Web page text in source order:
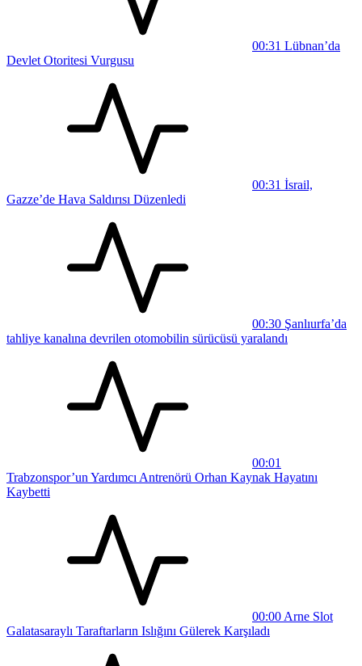
00:31 Lübnan’da
Devlet Otoritesi Vurgusu
00:31 İsrail,
Gazze’de Hava Saldırısı Düzenledi
00:30 Şanlıurfa’da
tahliye kanalına devrilen otomobilin sürücüsü yaralandı
00:01
Trabzonspor’un Yardımcı Antrenörü Orhan Kaynak Hayatını
Kaybetti
00:00 Arne Slot
Galatasaraylı Taraftarların Islığını Gülerek Karşıladı